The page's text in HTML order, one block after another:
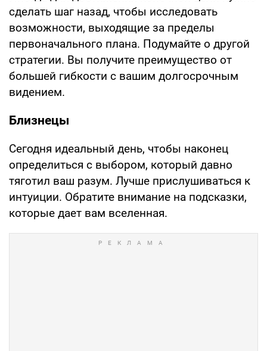
сделать шаг назад, чтобы исследовать
возможности, выходящие за пределы
первоначального плана. Подумайте о другой
стратегии. Вы получите преимущество от
большей гибкости с вашим долгосрочным
видением.
Близнецы
Сегодня идеальный день, чтобы наконец
определиться с выбором, который давно
тяготил ваш разум. Лучше прислушиваться к
интуиции. Обратите внимание на подсказки,
которые дает вам вселенная.